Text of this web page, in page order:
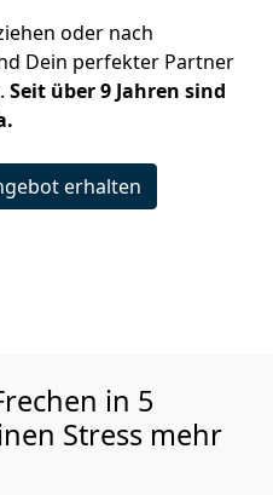
oder nach
Dein perfekter Partner
Seit über 9 Jahren sind
erhalten
in 5
Stress mehr